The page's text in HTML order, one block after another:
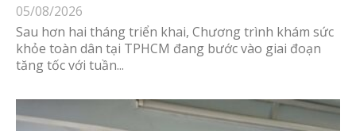
05/08/2026
Sau hơn hai tháng triển khai, Chương trình khám sức
khỏe toàn dân tại TPHCM đang bước vào giai đoạn
tăng tốc với tuần...